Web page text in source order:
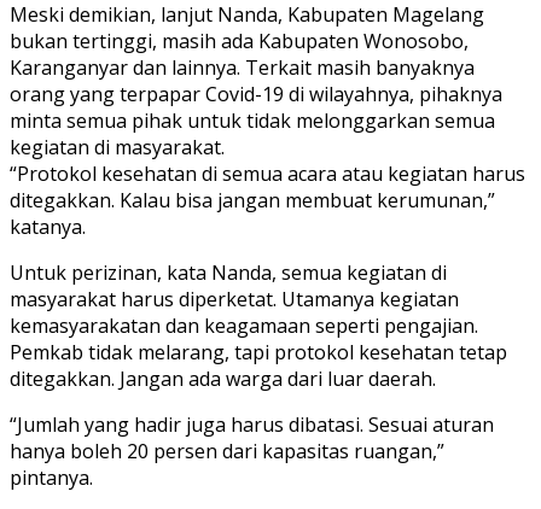
Meski demikian, lanjut Nanda, Kabupaten Magelang
bukan tertinggi, masih ada Kabupaten Wonosobo,
Karanganyar dan lainnya. Terkait masih banyaknya
orang yang terpapar Covid-19 di wilayahnya, pihaknya
minta semua pihak untuk tidak melonggarkan semua
kegiatan di masyarakat.
“Protokol kesehatan di semua acara atau kegiatan harus
ditegakkan. Kalau bisa jangan membuat kerumunan,”
katanya.
Untuk perizinan, kata Nanda, semua kegiatan di
masyarakat harus diperketat. Utamanya kegiatan
kemasyarakatan dan keagamaan seperti pengajian.
Pemkab tidak melarang, tapi protokol kesehatan tetap
ditegakkan. Jangan ada warga dari luar daerah.
“Jumlah yang hadir juga harus dibatasi. Sesuai aturan
hanya boleh 20 persen dari kapasitas ruangan,”
pintanya.